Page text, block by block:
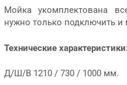
Мойка укомплектована
нужно только подключить и
Технические
Д/Ш/В 1210 / 730 / 1000 мм.